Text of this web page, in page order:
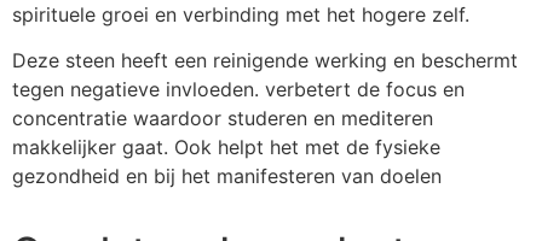
spirituele groei en verbinding met het hogere zelf.
Deze steen heeft een reinigende werking en beschermt
tegen negatieve invloeden. verbetert de focus en
concentratie waardoor studeren en mediteren
makkelijker gaat. Ook helpt het met de fysieke
gezondheid en bij het manifesteren van doelen